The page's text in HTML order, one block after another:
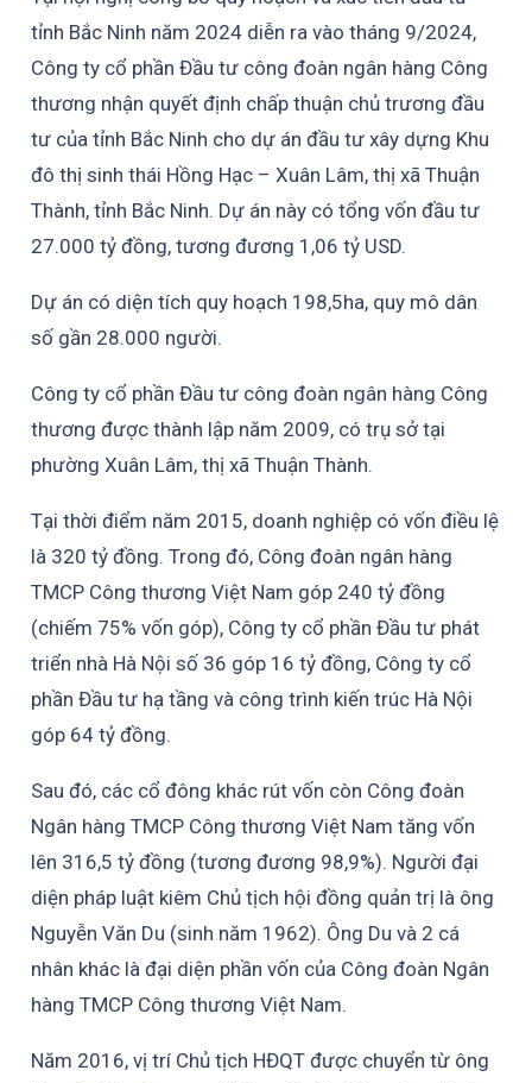
tỉnh Bắc Ninh năm 2024 diễn ra vào tháng 9/2024,
Công ty cổ phần Đầu tư công đoàn ngân hàng Công
thương nhận quyết định chấp thuận chủ trương đầu
tư của tỉnh Bắc Ninh cho dự án đầu tư xây dựng Khu
đô thị sinh thái Hồng Hạc – Xuân Lâm, thị xã Thuận
Thành, tỉnh Bắc Ninh. Dự án này có tổng vốn đầu tư
27.000 tỷ đồng, tương đương 1,06 tỷ USD.
Dự án có diện tích quy hoạch 198,5ha, quy mô dân
số gần 28.000 người.
Công ty cổ phần Đầu tư công đoàn ngân hàng Công
thương được thành lập năm 2009, có trụ sở tại
phường Xuân Lâm, thị xã Thuận Thành.
Tại thời điểm năm 2015, doanh nghiệp có vốn điều lệ
là 320 tỷ đồng. Trong đó, Công đoàn ngân hàng
TMCP Công thương Việt Nam góp 240 tỷ đồng
(chiếm 75% vốn góp), Công ty cổ phần Đầu tư phát
triển nhà Hà Nội số 36 góp 16 tỷ đồng, Công ty cổ
phần Đầu tư hạ tầng và công trình kiến trúc Hà Nội
góp 64 tỷ đồng.
Sau đó, các cổ đông khác rút vốn còn Công đoàn
Ngân hàng TMCP Công thương Việt Nam tăng vốn
lên 316,5 tỷ đồng (tương đương 98,9%). Người đại
diện pháp luật kiêm Chủ tịch hội đồng quản trị là ông
Nguyễn Văn Du (sinh năm 1962). Ông Du và 2 cá
nhân khác là đại diện phần vốn của Công đoàn Ngân
hàng TMCP Công thương Việt Nam.
Năm 2016, vị trí Chủ tịch HĐQT được chuyển từ ông